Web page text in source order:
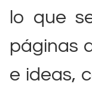
lo que
páginas
e ideas,